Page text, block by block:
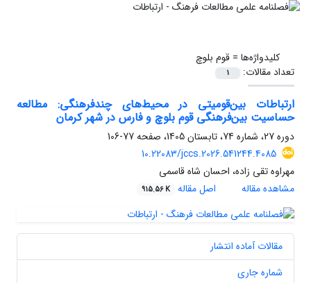
کلیدواژه‌ها =قوم بلوچ
تعداد مقالات:
1
ارتباطات بین‌قومیتی در محیط‌های چندفرهنگی: مطالعه
حساسیت بین‌فرهنگی قوم بلوچ و فارس در شهر کرمان
دوره 27، شماره 74، تابستان 1405، صفحه
77-106
10.22083/jccs.2026.541244.4085
مهراوه تقی زاده، احسان شاه قاسمی
مشاهده مقاله
اصل مقاله 915.56 K
مقالات آماده انتشار
شماره جاری